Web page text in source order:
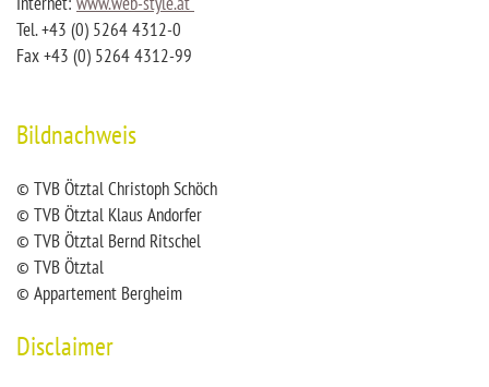
Tel. +43 (0) 5264 4312-0
Fax +43 (0) 5264 4312-99
Bildnachweis
© TVB Ötztal Christoph Schöch
© TVB Ötztal Klaus Andorfer
© TVB Ötztal Bernd Ritschel
© TVB Ötztal
© Appartement Bergheim
Disclaimer